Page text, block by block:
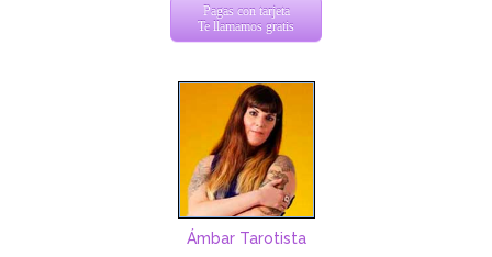
Pagas con tarjeta
Te llamamos gratis
Ámbar Tarotista